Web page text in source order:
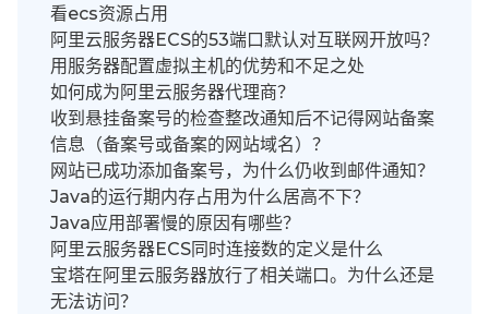
看ecs资源占用
阿里云服务器ECS的53端口默认对互联网开放吗？
用服务器配置虚拟主机的优势和不足之处
如何成为阿里云服务器代理商？
收到悬挂备案号的检查整改通知后不记得网站备案
信息（备案号或备案的网站域名）？
网站已成功添加备案号，为什么仍收到邮件通知？
Java的运行期内存占用为什么居高不下？
Java应用部署慢的原因有哪些？
阿里云服务器ECS同时连接数的定义是什么
宝塔在阿里云服务器放行了相关端口。为什么还是
无法访问？